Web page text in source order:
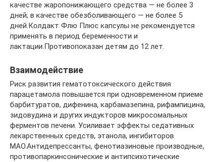
качестве жаропонижающего средства — не более 3
дней; в качестве обезболивающего — не более 5
дней.Колдакт Флю Плюс капсулы не рекомендуется
применять в период беременности и
лактации.Противопоказан детям до 12 лет.
Взаимодействие
Риск развития гематотоксического действия
парацетамола повышается при одновременном приеме
барбитуратов, дифенина, карбамазепина, рифампицина,
зидовудина и других индукторов микросомальных
ферментов печени. Усиливает эффекты седативных
лекарственных средств, этанола, ингибиторов
МАО.Антидепрессанты, фенотиазиновые производные,
противопаркинсонические и антипсихотические